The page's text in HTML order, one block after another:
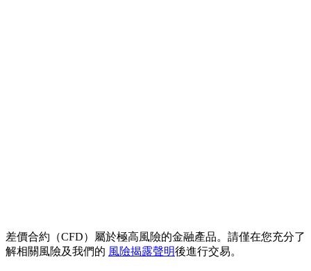
差價合約（CFD）屬於極高風險的金融產品。請僅在您充分了
解相關風險及我們的 風險揭露聲明後進行交易。